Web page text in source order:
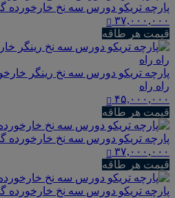
پارچه تریکو دورس سه نخ
۳۷,۰۰۰,۰۰۰
قیمت هر طاقه
پارچه تریکو دورس سه نخ رینگر
راه راه
۴۵,۰۰۰,۰۰۰
قیمت هر طاقه
پارچه تریکو دورس سه نخ خارخورده
۳۷,۰۰۰,۰۰۰
قیمت هر طاقه
پارچه تریکو دورس سه نخ خارخورده